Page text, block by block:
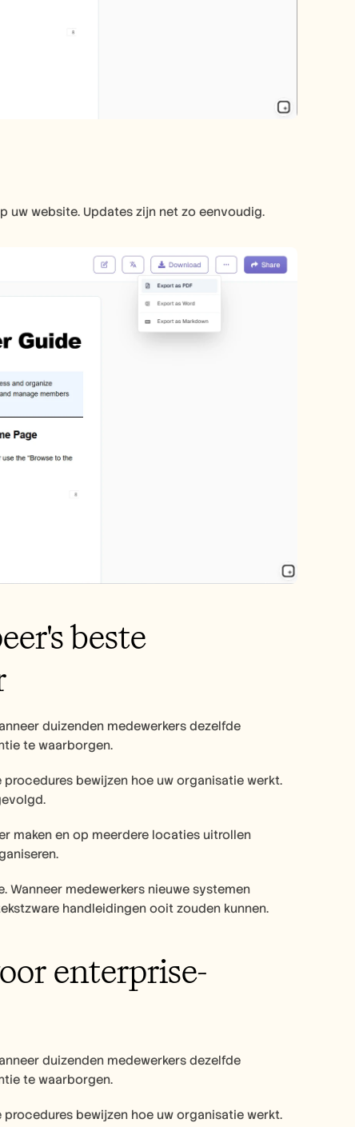
website. Updates zijn net zo eenvoudig.
beste
duizenden medewerkers dezelfde
te waarborgen.
bewijzen hoe uw organisatie werkt.
maken en op meerdere locaties uitrollen
medewerkers nieuwe systemen
handleidingen ooit zouden kunnen.
enterprise-
duizenden medewerkers dezelfde
te waarborgen.
bewijzen hoe uw organisatie werkt.